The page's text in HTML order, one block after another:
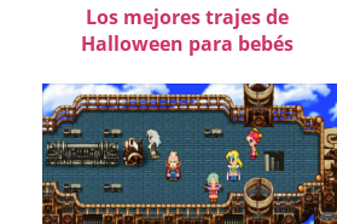
Los mejores trajes de
Halloween para bebés